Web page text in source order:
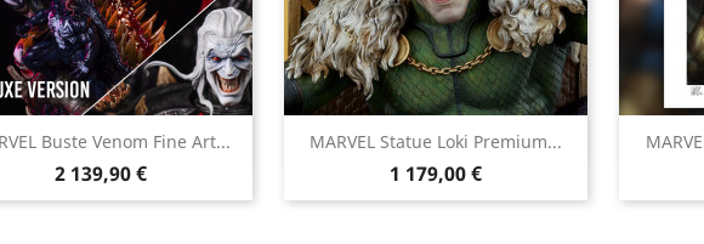
Buste Venom Fine Art...
Prix
2 139,90 €
Aperçu rapide MARVEL Statue Loki Premium...
Prix
1 179,00 €
Aperçu rapide